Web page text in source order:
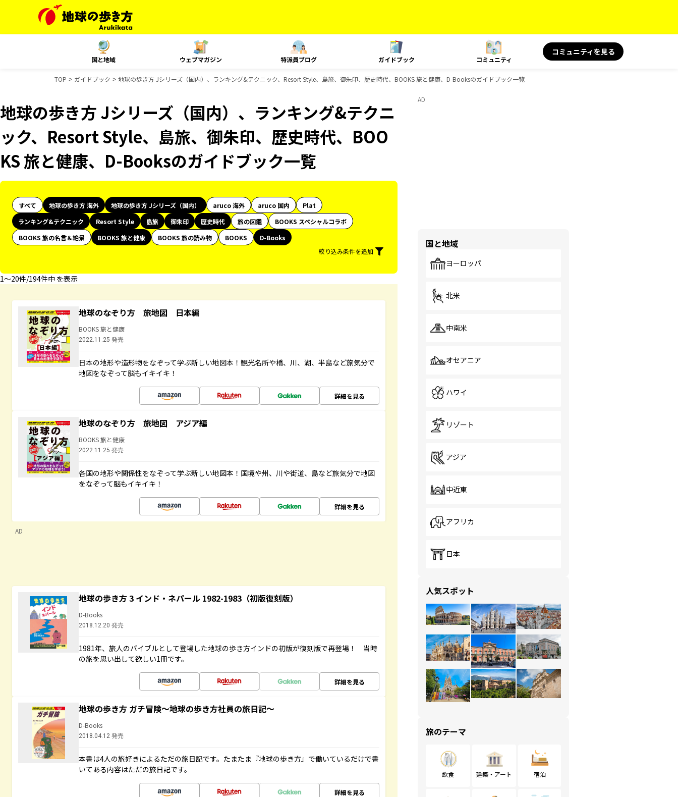
国と地域 ウェブマガジン 特派員ブログ ガイドブック コミュニティ
コミュニティを見る
TOP ガイドブック 地球の歩き方 Jシリーズ（国内）、ランキング&テクニック、Resort Style、島旅、御朱印、歴史時代、BOOKS 旅と健康、D-Booksのガイドブック一覧
地球の歩き方 Jシリーズ（国内）、ランキング&テクニ
ック、Resort Style、島旅、御朱印、歴史時代、BOO
KS 旅と健康、D-Booksのガイドブック一覧
すべて 地球の歩き方 海外 地球の歩き方 Jシリーズ（国内） aruco 海外 aruco 国内
Plat
ランキング&テクニック
Resort Style 島旅 御朱印 歴史時代 旅の図鑑
BOOKS スペシャルコラボ
BOOKS 旅の名言＆絶景
BOOKS 旅と健康 BOOKS 旅の読み物 BOOKS
D-Books
絞り込み条件を追加
1〜20件/194件中 を表示
地球のなぞり方 旅地図 日本編
BOOKS 旅と健康
2022.11.25 発売
日本の地形や造形物をなぞって学ぶ新しい地図本！観光名所や橋、川、湖、半島など旅気分で
地図をなぞって脳もイキイキ！
詳細を見る
地球のなぞり方 旅地図 アジア編
BOOKS 旅と健康
2022.11.25 発売
各国の地形や関係性をなぞって学ぶ新しい地図本！国境や州、川や街道、島など旅気分で地図
をなぞって脳もイキイキ！
詳細を見る
AD
地球の歩き方 3 インド・ネパール 1982-1983（初版復刻版）
D-Books
2018.12.20 発売
1981年、旅人のバイブルとして登場した地球の歩き方インドの初版が復刻版で再登場！ 当時
の旅を思い出して欲しい1冊です。
詳細を見る
地球の歩き方 ガチ冒険～地球の歩き方社員の旅日記～
D-Books
2018.04.12 発売
本書は4人の旅好きによるただの旅日記です。たまたま『地球の歩き方』で働いているだけで書
いてある内容はただの旅日記です。
詳細を見る
AD
国と地域
ヨーロッパ
北米
中南米
オセアニア
ハワイ
リゾート
アジア
中近東
アフリカ
日本
人気スポット
旅のテーマ
飲食 建築・アート 宿泊